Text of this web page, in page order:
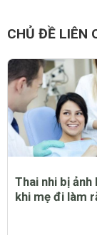
CHỦ ĐỀ LIÊN
Thai nhi bị ảnh
khi mẹ đi làm